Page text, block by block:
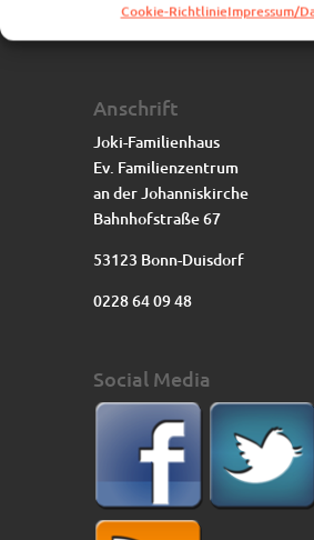
Cookie-RichtlinieImpressum/
Anschrift
Joki-Familienhaus
Ev. Familienzentrum
an der Johanniskirche
Bahnhofstraße 67
53123 Bonn-Duisdorf
0228 64 09 48
Social Media